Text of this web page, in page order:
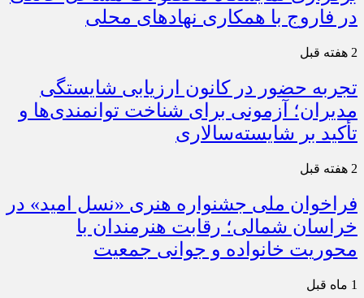
در فاروج با همکاری نهادهای محلی
2 هفته قبل
تجربه حضور در کانون ارزیابی شایستگی
مدیران؛ آزمونی برای شناخت توانمندی‌ها و
تأکید بر شایسته‌سالاری
2 هفته قبل
فراخوان ملی جشنواره هنری «نسل امید» در
خراسان شمالی؛ رقابت هنرمندان با
محوریت خانواده و جوانی جمعیت
1 ماه قبل